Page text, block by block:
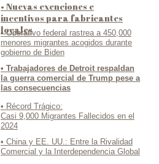
• Récord Trágico:
Casi 9,000 Migrantes Fallecidos en el
2024
• China y EE. UU.: Entre la Rivalidad
Comercial y la Interdependencia Global
• Operativo federal rastrea a 450,000
menores migrantes acogidos durante
gobierno de Biden
• Nuevas exenciones e
incentivos para fabricantes
locales
• Trabajadores de Detroit respaldan
la guerra comercial de Trump pese a
las consecuencias